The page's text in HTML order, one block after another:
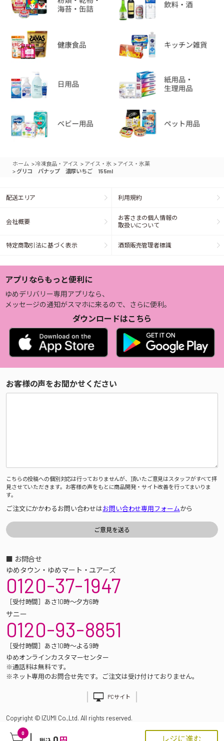
0
レジに進む
ホーム >冷凍食品・アイス > アイス・氷 > アイス・氷菓
>グリコ パナップ 濃厚いちご 155ml
配送エリア 利用規約
会社概要
お客さまの個人情報の
取扱いについて
特定商取引法に基づく表示 酒類販売管理者標識
アプリならもっと便利に
ゆめデリバリー専用アプリなら、
メッセージの通知がスマホに来るので、さらに便利。
ダウンロードはこちら
お客様の声をお聞かせください
こちらの投稿への個別対応は行っておりませんが、頂いたご意見はスタッフがすべて拝
見させていただきます。お客様の声をもとに商品開発・サイト改善を行ってまいりま
す。
ご注文にかかわるお問い合わせはお問い合わせ専用フォームから
■ お問合せ
ゆめタウン・ゆめマート・ユアーズ
0120-37-1947
［受付時間］あさ10時～夕方6時
サニー
0120-93-8851
［受付時間］あさ10時～よる9時
ゆめオンラインカスタマーセンター
※通話料は無料です。
※ネット専用のお問合せ先です。ご注文は受け付けておりません。
PCサイト
Copyright © IZUMI Co.,Ltd. All rights reserved.